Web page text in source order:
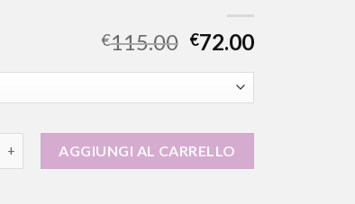
€115.00 €72.00
AGGIUNGI AL CARRELLO